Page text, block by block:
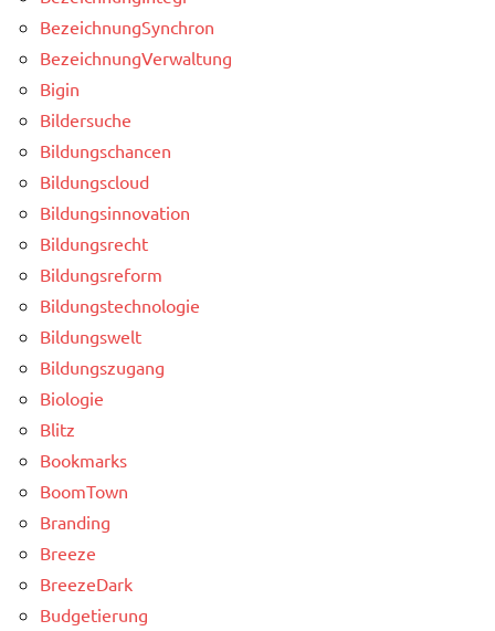
BezeichnungSynchron
BezeichnungVerwaltung
Bigin
Bildersuche
Bildungschancen
Bildungscloud
Bildungsinnovation
Bildungsrecht
Bildungsreform
Bildungstechnologie
Bildungswelt
Bildungszugang
Biologie
Blitz
Bookmarks
BoomTown
Branding
Breeze
BreezeDark
Budgetierung